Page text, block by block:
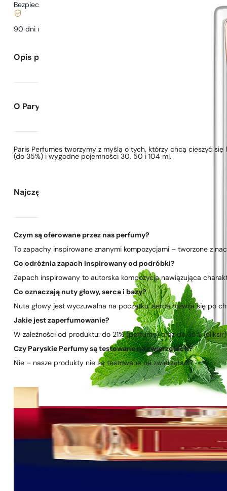
Bezpieczne zakupy i płatności
90 dni na
Opis perfum
O Paryskie Perfumy
Paris Perfumes tworzymy z myślą o tych, którzy chcą cieszyć
(do 35%) i wygodne pojemności 30, 50 i 104 ml.
Najczęściej zadawane pytania
Czym są oferowane przez nas perfumy?
To zapachy inspirowane znanymi kompozycjami – tworzone z
Co odróżnia zapach inspirowany od podróbki?
Zapach inspirowany to autorska kompozycja nawiązująca
Co oznaczają nuty głowy, serca i bazy?
Nuta głowy jest wyczuwalna na początku, serca rozwija się po
Jakie jest zaperfumowanie?
W zależności od produktu: do 21% (perfumy) oraz do 35%
Czy Paryskie Perfumy są testowane na zwierzętach?
Nie – nasze produkty nie są testowane na zwierzętach.